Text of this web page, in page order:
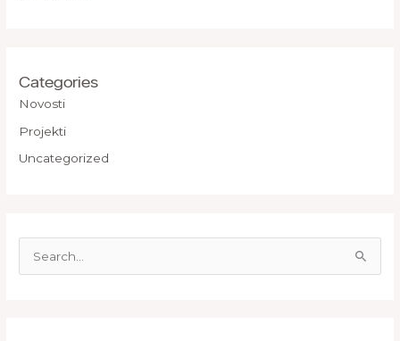
Categories
Novosti
Projekti
Uncategorized